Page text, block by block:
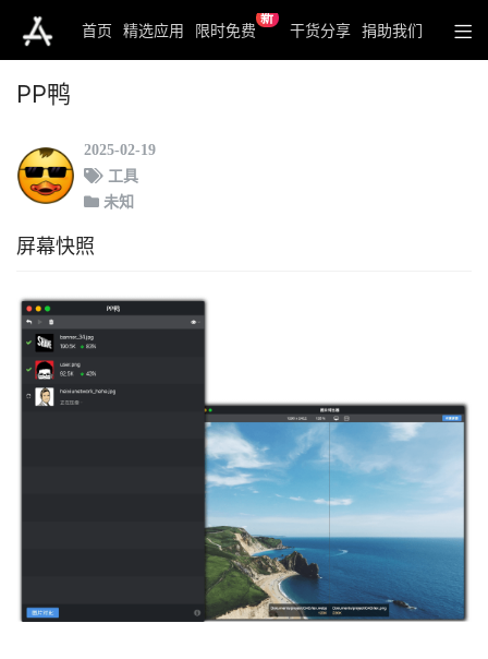
首页 精选应用 限时免费
新
干货分享 捐助我们
PP鸭
2025-02-19
工具
未知
屏幕快照